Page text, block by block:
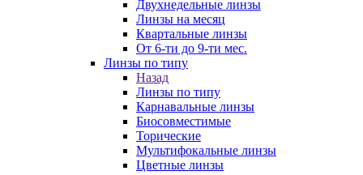
Двухнедельные линзы
Линзы на месяц
Квартальные линзы
От 6-ти до 9-ти мес.
Линзы по типу
Назад
Линзы по типу
Карнавальные линзы
Биосовместимые
Торические
Мультифокальные линзы
Цветные линзы